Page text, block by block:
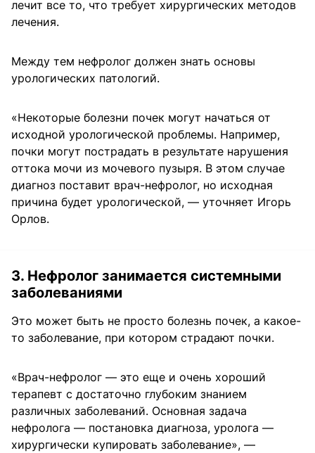
лечит все то, что требует хирургических методов
лечения.
Между тем нефролог должен знать основы
урологических патологий.
«Некоторые болезни почек могут начаться от
исходной урологической проблемы. Например,
почки могут пострадать в результате нарушения
оттока мочи из мочевого пузыря. В этом случае
диагноз поставит врач-нефролог, но исходная
причина будет урологической, — уточняет Игорь
Орлов.
3. Нефролог занимается системными
заболеваниями
Это может быть не просто болезнь почек, а какое-
то заболевание, при котором страдают почки.
«Врач-нефролог — это еще и очень хороший
терапевт с достаточно глубоким знанием
различных заболеваний. Основная задача
нефролога — постановка диагноза, уролога —
хирургически купировать заболевание», —